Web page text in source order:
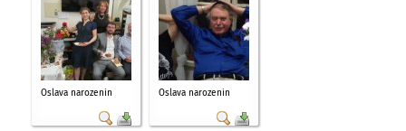
Oslava narozenin Oslava narozenin